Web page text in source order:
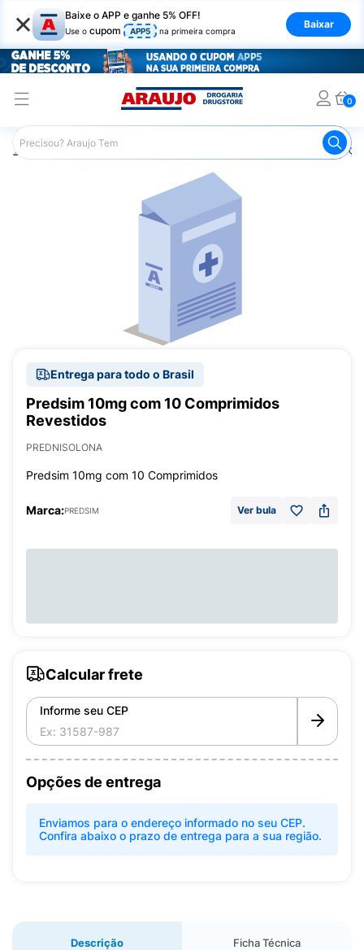
× Baixe o APP e ganhe 5% OFF!
Use o cupom APP5 na primeira compra
Baixar
0
Araujo Medicamentos Remédios para Alergias e
Entrega para todo o Brasil
Predsim 10mg com 10 Comprimidos
Revestidos
PREDNISOLONA
Predsim 10mg com 10 Comprimidos
Marca:PREDSIM Ver bula
Calcular frete
Informe seu CEP
Opções de entrega
Enviamos para o endereço informado no seu CEP.
Confira abaixo o prazo de entrega para a sua região.
Descrição Ficha Técnica